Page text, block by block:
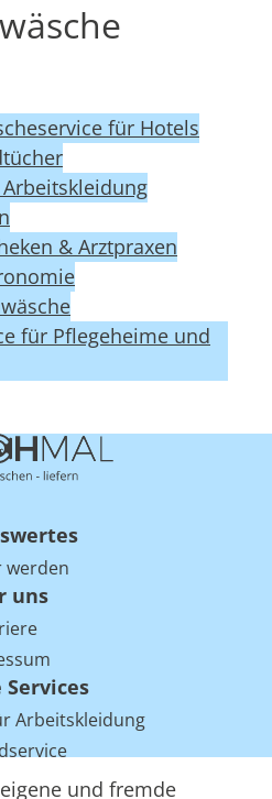
und fremde
für Hotels
& Arztpraxen
für Pflegeheime und
werden
uns
Services
Arbeitskleidung
bei Arbeitskleidung